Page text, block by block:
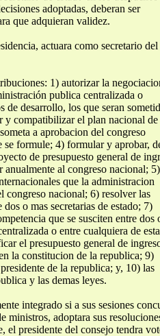
adoptadas, deberan ser
que adquieran validez.
actuara como secretario del
1) autorizar la
publica centralizada o
de desarrollo, los que seran
y compatibilizar el plan nacional de
a aprobacion del congreso
formule; 4) formular y aprobar,
de presupuesto general de
anualmente al congreso nacional; 5)
que la administracion
congreso nacional; 6) resolver las
o mas secretarias de estado; 7)
que se susciten entre dos
o entre cualquiera de
el presupuesto general de
la constitucion de la republica; 9)
de la republica; y, 10) las
y las demas leyes.
integrado si a sus sesiones
ministros, adoptara sus
el presidente del consejo tendra